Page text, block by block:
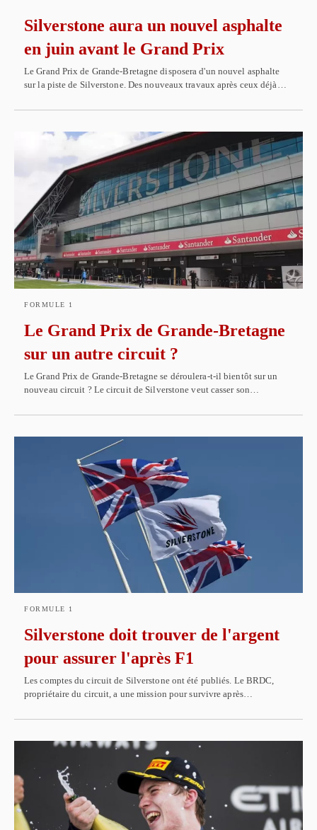
Silverstone aura un nouvel asphalte
en juin avant le Grand Prix
Le Grand Prix de Grande-Bretagne disposera d'un nouvel asphalte
sur la piste de Silverstone. Des nouveaux travaux après ceux déjà…
FORMULE 1
Le Grand Prix de Grande-Bretagne
sur un autre circuit ?
Le Grand Prix de Grande-Bretagne se déroulera-t-il bientôt sur un
nouveau circuit ? Le circuit de Silverstone veut casser son…
FORMULE 1
Silverstone doit trouver de l'argent
pour assurer l'après F1
Les comptes du circuit de Silverstone ont été publiés. Le BRDC,
propriétaire du circuit, a une mission pour survivre après…